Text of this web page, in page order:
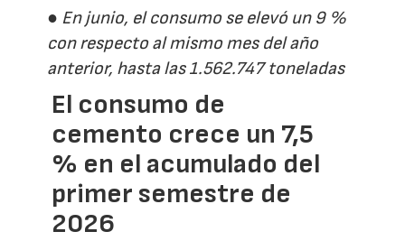
● En junio, el consumo se elevó un 9 %
con respecto al mismo mes del año
anterior, hasta las 1.562.747 toneladas
El consumo de
cemento crece un 7,5
% en el acumulado del
primer semestre de
2026